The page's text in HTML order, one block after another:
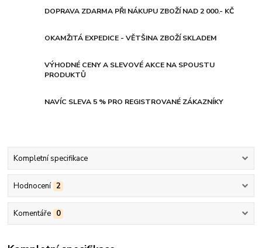
DOPRAVA ZDARMA PŘI NÁKUPU ZBOŽÍ NAD 2 000.- KČ
OKAMŽITÁ EXPEDICE - VĚTŠINA ZBOŽÍ SKLADEM
VÝHODNÉ CENY A SLEVOVÉ AKCE NA SPOUSTU
PRODUKTŮ
NAVÍC SLEVA 5 % PRO REGISTROVANÉ ZÁKAZNÍKY
Kompletní specifikace
Hodnocení 2
Komentáře 0